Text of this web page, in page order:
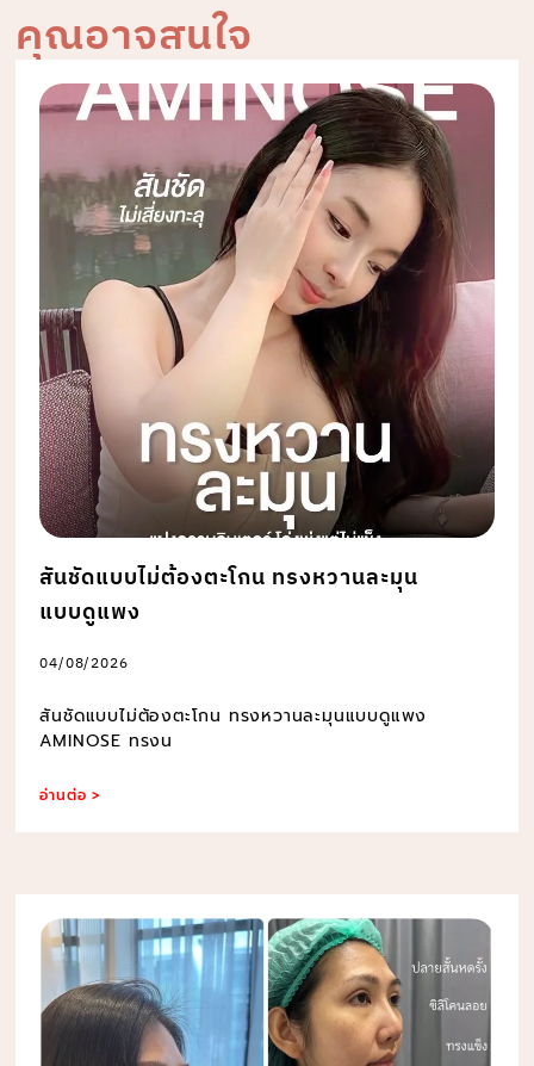
คุณอาจสนใจ
สันชัดแบบไม่ต้องตะโกน ทรงหวานละมุน
แบบดูแพง
04/08/2026
สันชัดแบบไม่ต้องตะโกน ทรงหวานละมุนแบบดูแพง
AMINOSE ทรงน
อ่านต่อ >